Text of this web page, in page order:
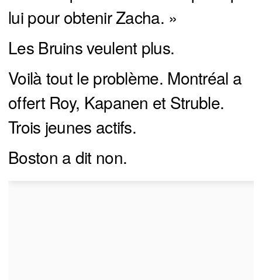
lui pour obtenir Zacha. »
Les Bruins veulent plus.
Voilà tout le problème. Montréal a
offert Roy, Kapanen et Struble.
Trois jeunes actifs.
Boston a dit non.